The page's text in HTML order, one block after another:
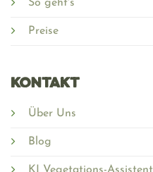
So geht's
Preise
Kontakt
Über Uns
Blog